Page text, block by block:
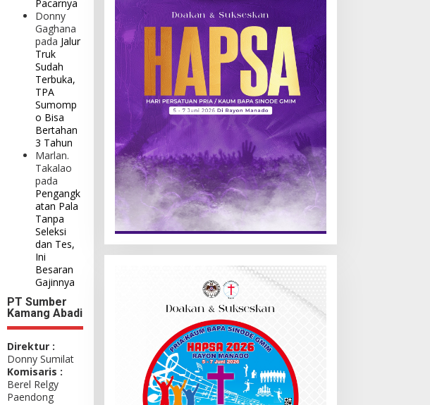
Pacarnya
Donny
Gaghana
pada Jalur
Truk
Sudah
Terbuka,
TPA
Sumomp
o Bisa
Bertahan
3 Tahun
Marlan.
Takalao
pada
Pengangk
atan Pala
Tanpa
Seleksi
dan Tes,
Ini
Besaran
Gajinnya
PT Sumber
Kamang Abadi
Direktur :
Donny Sumilat
Komisaris :
Berel Relgy
Paendong